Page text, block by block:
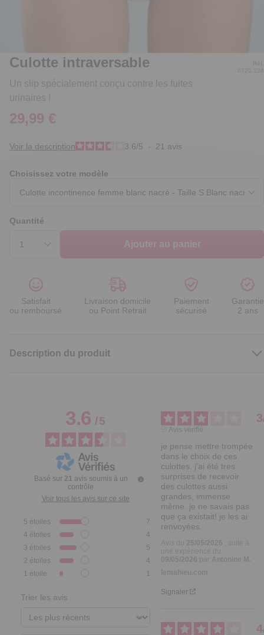
Culotte intraversable
Un slip spécialement conçu contre les fuites
urinaires !
Réf.
0720.326
29,99 €
Voir la description 3.6/5 - 21 avis
Choisissez votre modèle
Quantité
Ajouter au panier
Satisfait
ou remboursé
Livraison domicile
ou Point Retrait
Paiement
sécurisé
Garantie
2 ans
Description du produit
3.6/5
Basé sur 21 avis soumis à un
contrôle
Voir tous les avis sur ce site
5 étoiles
7
4 étoiles
4
3 étoiles
5
2 étoiles
4
1 étoile 1
Trier les avis
3
Avis vérifié
je pense mettre trompée
dans le choix de ces
culottes. j'ai été tres
surprises de recevoir
des culottes aussi
grandes, immense
même. je ne savais pas
que ça existait! je les ai
renvoyées.
Signaler
4